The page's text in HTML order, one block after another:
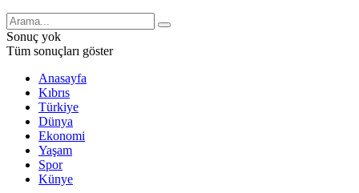
Sonuç yok
Tüm sonuçları göster
Anasayfa
Kıbrıs
Türkiye
Dünya
Ekonomi
Yaşam
Spor
Künye